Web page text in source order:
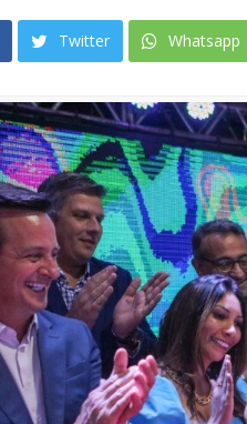
Twitter Whatsapp